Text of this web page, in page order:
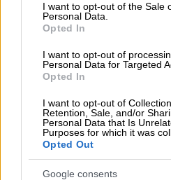
I want to opt-out of the Sale
Personal Data.
Opted In
I want to opt-out of
Personal Data for Targeted
Opted In
I want to opt-out of
Retention, Sale, and/or
Personal Data that Is
Purposes for which it was
Opted Out
Google consents
Σημείωσε ότι «οι
εκτεθειμένοι σε
οπλοστάσιο δεν είναι
ταυτόχρονα υπάρχουν
αφορά τη ρύθμιση, τον
διαφάνεια των μέσων
Σωκράτης Φάμελλος
προτάσεις της
είναι αφύλακτοι οι